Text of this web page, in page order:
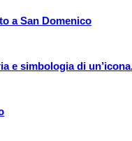
a San Domenico
e simbologia di